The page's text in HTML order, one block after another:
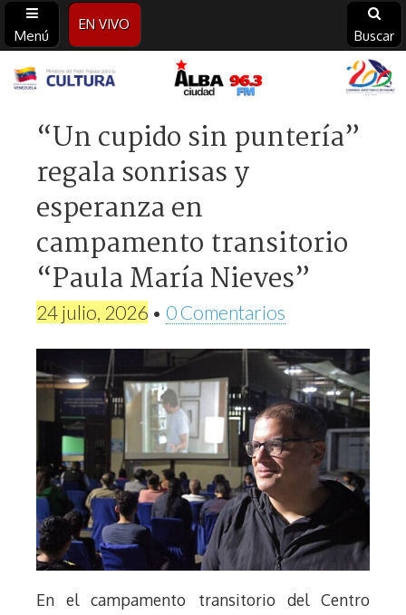
Menú
EN VIVO
Buscar
Alba
Ciudad
96.3
FM
“Un cupido sin puntería”
regala sonrisas y
esperanza en
campamento transitorio
“Paula María Nieves”
24 julio, 2026 • 0 Comentarios
En el campamento transitorio del Centro